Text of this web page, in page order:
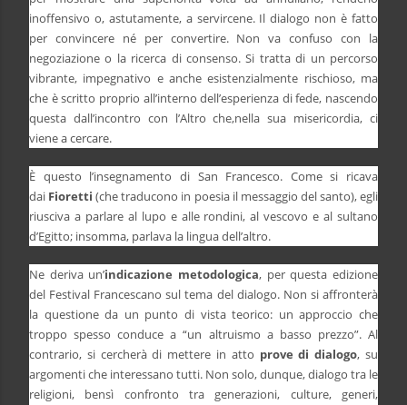
inoffensivo o, astutamente, a servircene. Il dialogo non è fatto
per convincere né per convertire. Non va confuso con la
negoziazione o la ricerca di consenso. Si tratta di un percorso
vibrante, impegnativo e anche esistenzialmente rischioso, ma
che è scritto proprio all’interno dell’esperienza di fede, nascendo
questa dall’incontro con l’Altro che,nella sua misericordia, ci
viene a cercare.
È questo l’insegnamento di San Francesco. Come si ricava
dai Fioretti (che traducono in poesia il messaggio del santo), egli
riusciva a parlare al lupo e alle rondini, al vescovo e al sultano
d’Egitto; insomma, parlava la lingua dell’altro.
Ne deriva un’indicazione metodologica, per questa edizione
del Festival Francescano sul tema del dialogo. Non si affronterà
la questione da un punto di vista teorico: un approccio che
troppo spesso conduce a “un altruismo a basso prezzo”. Al
contrario, si cercherà di mettere in atto prove di dialogo, su
argomenti che interessano tutti. Non solo, dunque, dialogo tra le
religioni, bensì confronto tra generazioni, culture, generi,